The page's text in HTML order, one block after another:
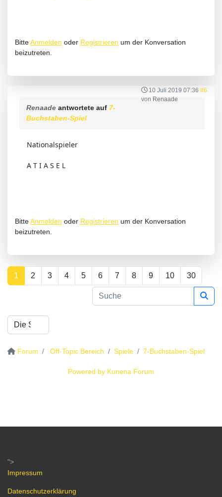
BitteAnmelden oder Registrieren um der Konversation
beizutreten.
10 Juli 2019 07:36 #6
von Renaade
Renaade antwortete auf 7-
Buchstaben-Spiel
Nationalspieler
A T I A S E L
BitteAnmelden oder Registrieren um der Konversation
beizutreten.
1 2 3 4 5 6 7 8 9 10 30
Forum Off-Topic Bereich Spiele 7-Buchstaben-Spiel
Powered by Kunena Forum
">
Impressum
Datenschutzerklärung